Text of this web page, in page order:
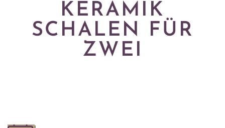
KERAMIK
SCHALEN FÜR
ZWEI